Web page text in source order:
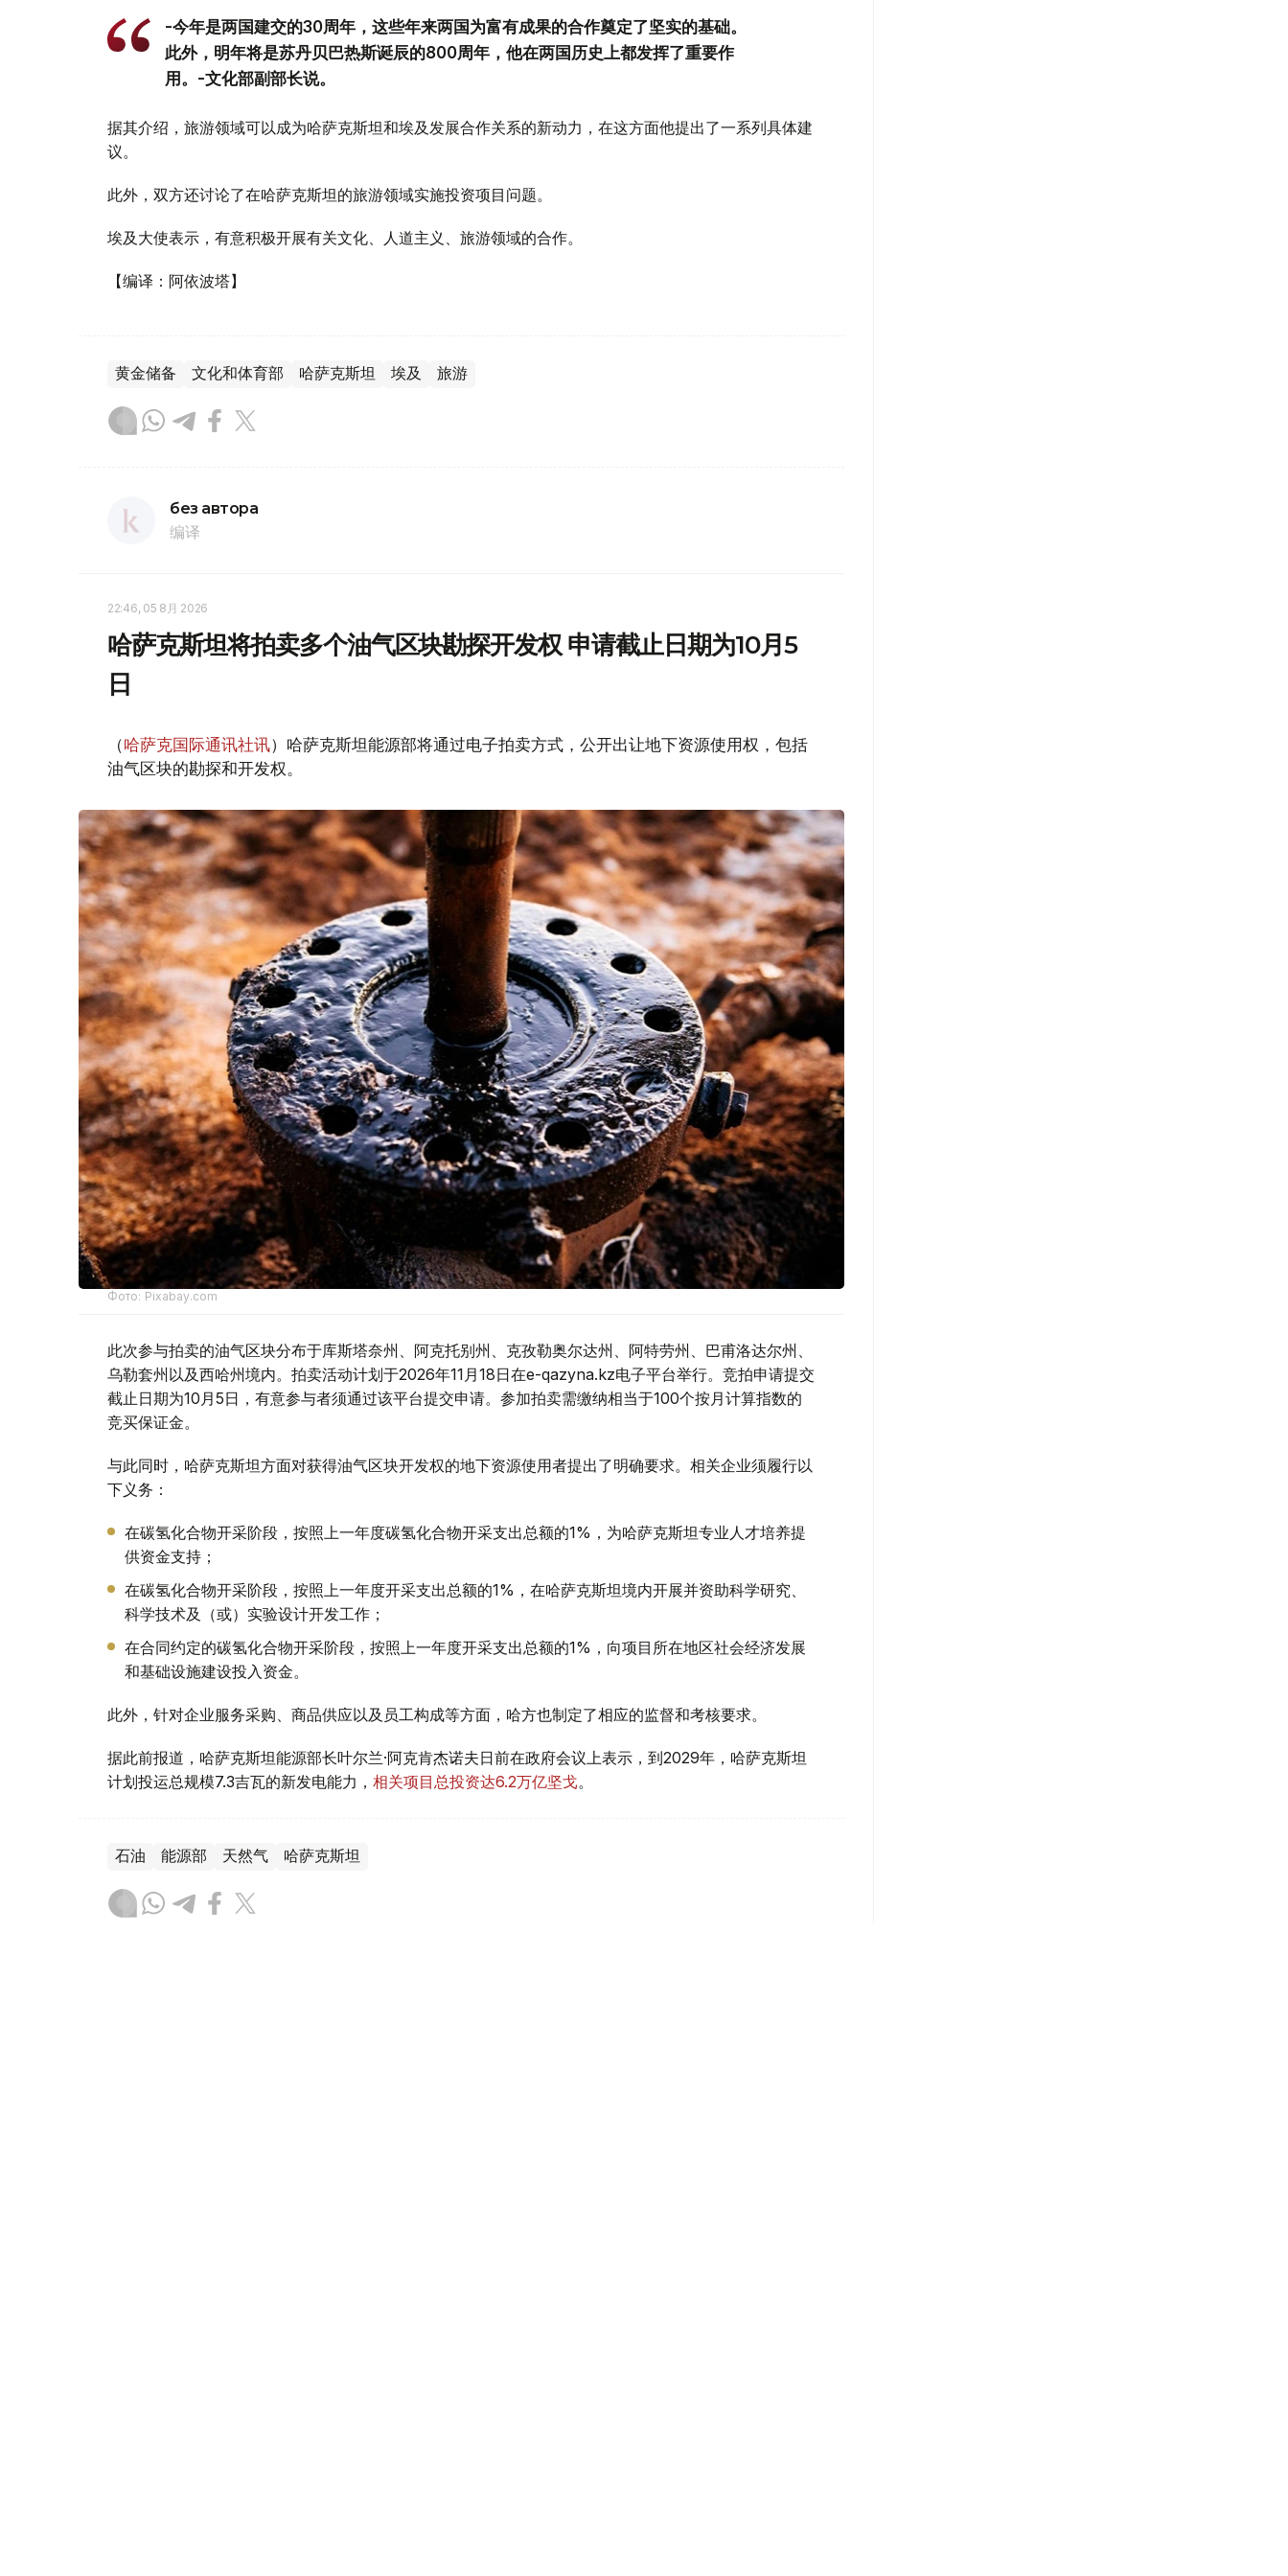
-今年是两国建交的30周年，这些年来两国为富有成果的合作奠定了坚实的基础。
此外，明年将是苏丹贝巴热斯诞辰的800周年，他在两国历史上都发挥了重要作
用。-文化部副部长说。
据其介绍，旅游领域可以成为哈萨克斯坦和埃及发展合作关系的新动力，在这方面他提出了一系列具体建
议。
此外，双方还讨论了在哈萨克斯坦的旅游领域实施投资项目问题。
埃及大使表示，有意积极开展有关文化、人道主义、旅游领域的合作。
【编译：阿依波塔】
黄金储备 文化和体育部 哈萨克斯坦 埃及 旅游
без автора
编译
22:46, 05 8月 2026
哈萨克斯坦将拍卖多个油气区块勘探开发权 申请截止日期为10月5
日
（哈萨克国际通讯社讯）哈萨克斯坦能源部将通过电子拍卖方式，公开出让地下资源使用权，包括
油气区块的勘探和开发权。
Фото: Pixabay.com
此次参与拍卖的油气区块分布于库斯塔奈州、阿克托别州、克孜勒奥尔达州、阿特劳州、巴甫洛达尔州、
乌勒套州以及西哈州境内。拍卖活动计划于2026年11月18日在e-qazyna.kz电子平台举行。竞拍申请提交
截止日期为10月5日，有意参与者须通过该平台提交申请。参加拍卖需缴纳相当于100个按月计算指数的
竞买保证金。
与此同时，哈萨克斯坦方面对获得油气区块开发权的地下资源使用者提出了明确要求。相关企业须履行以
下义务：
在碳氢化合物开采阶段，按照上一年度碳氢化合物开采支出总额的1%，为哈萨克斯坦专业人才培养提
供资金支持；
在碳氢化合物开采阶段，按照上一年度开采支出总额的1%，在哈萨克斯坦境内开展并资助科学研究、
科学技术及（或）实验设计开发工作；
在合同约定的碳氢化合物开采阶段，按照上一年度开采支出总额的1%，向项目所在地区社会经济发展
和基础设施建设投入资金。
此外，针对企业服务采购、商品供应以及员工构成等方面，哈方也制定了相应的监督和考核要求。
据此前报道，哈萨克斯坦能源部长叶尔兰·阿克肯杰诺夫日前在政府会议上表示，到2029年，哈萨克斯坦
计划投运总规模7.3吉瓦的新发电能力， 相关项目总投资达6.2万亿坚戈。
石油 能源部 天然气 哈萨克斯坦